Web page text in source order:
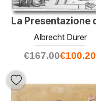
Albrecht Durer
€167.00€100.20